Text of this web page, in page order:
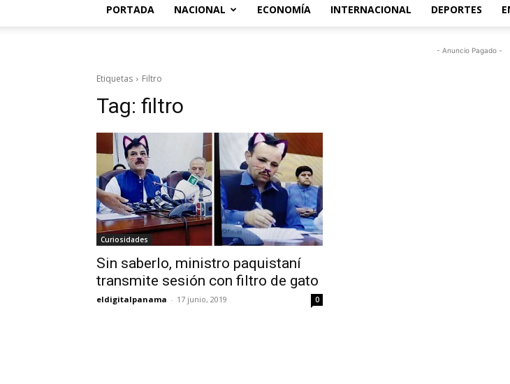
PORTADA NACIONAL ECONOMÍA INTERNACIONAL DEPORTES
- Anuncio Pagado -
Etiquetas Filtro
Tag: filtro
Curiosidades
Sin saberlo, ministro paquistaní
transmite sesión con filtro de gato
eldigitalpanama - 17 junio, 2019 0